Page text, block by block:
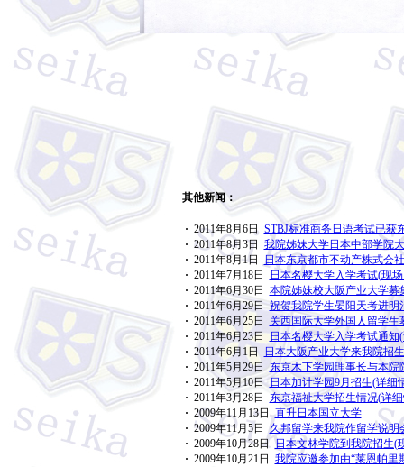
其他新闻：
· 2011年8月6日 STBJ标准商务日语考试已获
· 2011年8月3日 我院姊妹大学日本中部学院
· 2011年8月1日
日本东京都市不动产株式会
· 2011年7月18日
日本名樱大学入学考试(现
· 2011年6月30日 本院姊妹校大阪产业大学
· 2011年6月29日祝贺我院学生晏阳天考进明
· 2011年6月25日
关西国际大学外国人留学生
· 2011年6月23日 日本名樱大学入学考试通知
· 2011年6月1日
日本大阪产业大学来我院招
· 2011年5月29日东京木下学园理事长与本院
· 2011年5月10日日本加计学园9月招生(详细
· 2011年3月28日 东京福祉大学招生情况(详
· 2009年11月13日直升日本国立大学
· 2009年11月5日久邦留学来我院作留学说明
· 2009年10月28日日本文林学院到我院招生(
· 2009年10月21日 我院应邀参加由“莱恩帕里